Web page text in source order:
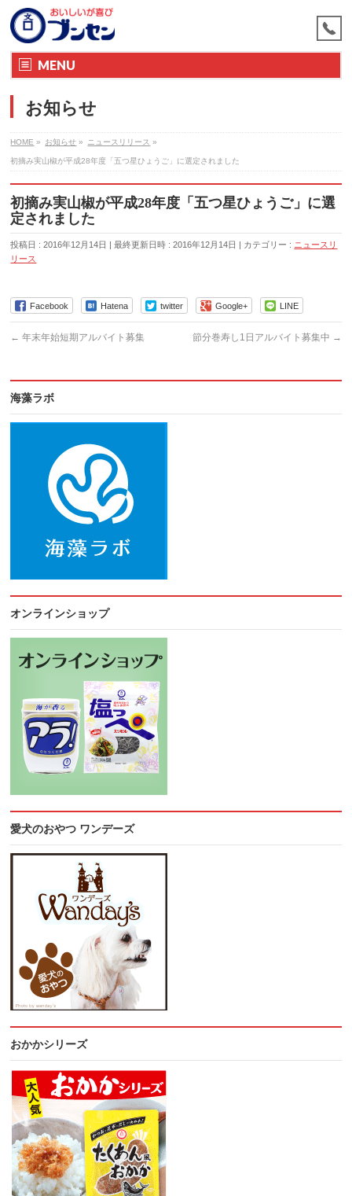
MENU
お知らせ
HOME » お知らせ » ニュースリリース »
初摘み実山椒が平成28年度「五つ星ひょうご」に選定されました
初摘み実山椒が平成28年度「五つ星ひょうご」に選
定されました
投稿日 : 2016年12月14日 最終更新日時 : 2016年12月14日 カテゴリー : ニュースリ
リース
Facebook Hatena twitter Google+ LINE
← 年末年始短期アルバイト募集 節分巻寿し1日アルバイト募集中 →
海藻ラボ
オンラインショップ
愛犬のおやつ ワンデーズ
おかかシリーズ